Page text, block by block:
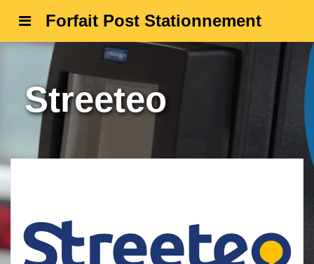
Forfait Post Stationnement
Streeteo